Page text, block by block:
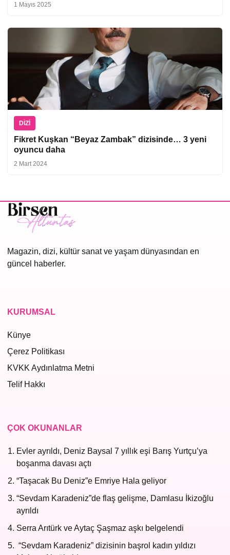
1 Mayıs 2025
DIZI
Fikret Kuşkan “Beyaz Zambak” dizisinde… 3 yeni
oyuncu daha
2 Mart 2024
Magazin, dizi, kültür sanat ve yaşam dünyasından en
güncel haberler.
KURUMSAL
Künye
Çerez Politikası
KVKK Aydınlatma Metni
Telif Hakkı
ÇOK OKUNANLAR
Evler ayrıldı, Deniz Baysal 7 yıllık eşi Barış Yurtçu’ya
boşanma davası açtı
“Taşacak Bu Deniz”e Emriye Hala geliyor
“Sevdam Karadeniz”de flaş gelişme, Damlasu İkizoğlu
ayrıldı
Serra Arıtürk ve Aytaç Şaşmaz aşkı belgelendi
“Sevdam Karadeniz” dizisinin başrol kadın yıldızı